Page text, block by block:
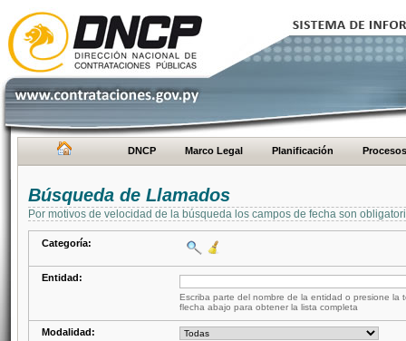
DNCP Marco Legal Planificación Procesos
Búsqueda de Llamados
Por motivos de velocidad de la búsqueda los campos de fecha son
Categoría:
Entidad:
Escriba parte del nombre de la entidad o presione la
flecha abajo para obtener la lista completa
Modalidad: